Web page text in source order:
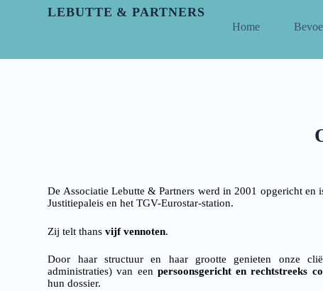
LEBUTTE & PARTNERS
Home
De Associatie Lebutte & Partners werd in 2001 opgericht en
Justitiepaleis en het TGV-Eurostar-station.
Zij telt thansvijf vennoten.
Door haar structuur en haar grootte genieten onze
administraties) van een persoonsgericht en rechtstreeks
hun dossier.